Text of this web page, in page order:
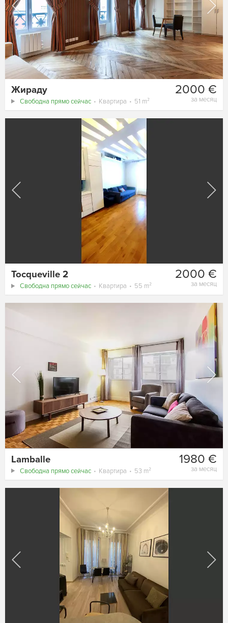
2000 €
за месяц
Жираду
Свободна прямо сейчас Квартира 51 m²
2000 €
за месяц
Tocqueville 2
Свободна прямо сейчас Квартира 55 m²
1980 €
за месяц
Lamballe
Свободна прямо сейчас Квартира 53 m²